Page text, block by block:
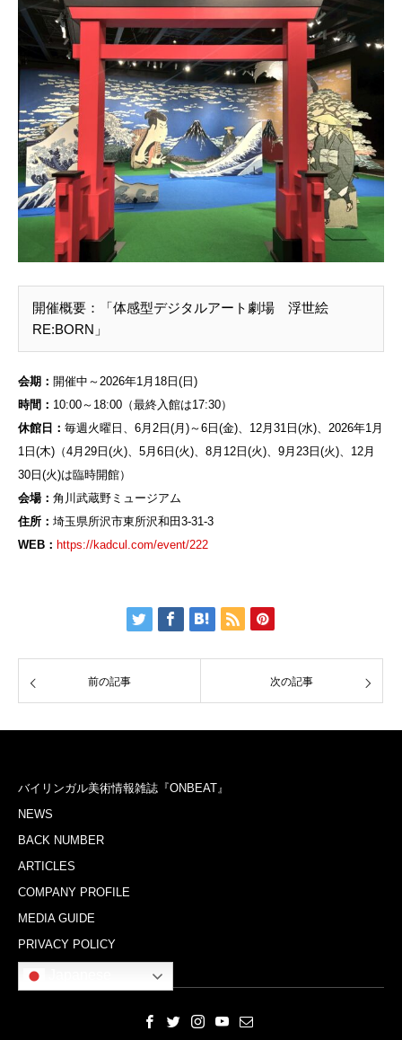
開催概要：「体感型デジタルアート劇場 浮世絵
RE:BORN」
会期： 開催中～2026年1月18日(日)
時間： 10:00～18:00（最終入館は17:30）
休館日： 毎週火曜日、6月2日(月)～6日(金)、12月31日(水)、2026年1月
1日(木)（4月29日(火)、5月6日(火)、8月12日(火)、9月23日(火)、12月
30日(火)は臨時開館）
会場： 角川武蔵野ミュージアム
住所： 埼玉県所沢市東所沢和田3-31-3
WEB： https://kadcul.com/event/222
前の記事 次の記事
バイリンガル美術情報雑誌『ONBEAT』
NEWS
BACK NUMBER
ARTICLES
COMPANY PROFILE
MEDIA GUIDE
PRIVACY POLICY